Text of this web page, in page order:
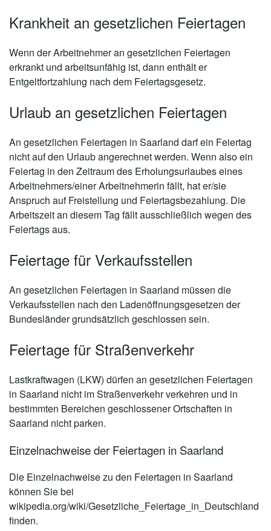
Krankheit an gesetzlichen Feiertagen
Wenn der Arbeitnehmer an gesetzlichen Feiertagen
erkrankt und arbeitsunfähig ist, dann enthält er
Entgeltfortzahlung nach dem Feiertagsgesetz.
Urlaub an gesetzlichen Feiertagen
An gesetzlichen Feiertagen in Saarland darf ein Feiertag
nicht auf den Urlaub angerechnet werden. Wenn also ein
Feiertag in den Zeitraum des Erholungsurlaubes eines
Arbeitnehmers/einer Arbeitnehmerin fällt, hat er/sie
Anspruch auf Freistellung und Feiertagsbezahlung. Die
Arbeitszeit an diesem Tag fällt ausschließlich wegen des
Feiertags aus.
Feiertage für Verkaufsstellen
An gesetzlichen Feiertagen in Saarland müssen die
Verkaufsstellen nach den Ladenöffnungsgesetzen der
Bundesländer grundsätzlich geschlossen sein.
Feiertage für Straßenverkehr
Lastkraftwagen (LKW) dürfen an gesetzlichen Feiertagen
in Saarland nicht im Straßenverkehr verkehren und in
bestimmten Bereichen geschlossener Ortschaften in
Saarland nicht parken.
Einzelnachweise der Feiertagen in Saarland
Die Einzelnachweise zu den Feiertagen in Saarland
können Sie bei
wikipedia.org/wiki/Gesetzliche_Feiertage_in_Deutschland
finden.